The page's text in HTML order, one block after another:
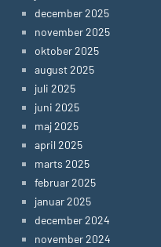
december 2025
november 2025
oktober 2025
august 2025
juli 2025
juni 2025
maj 2025
april 2025
marts 2025
februar 2025
januar 2025
december 2024
november 2024